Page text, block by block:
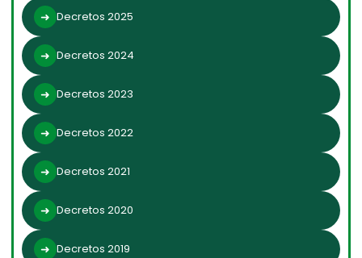
Decretos 2025
Decretos 2024
Decretos 2023
Decretos 2022
Decretos 2021
Decretos 2020
Decretos 2019